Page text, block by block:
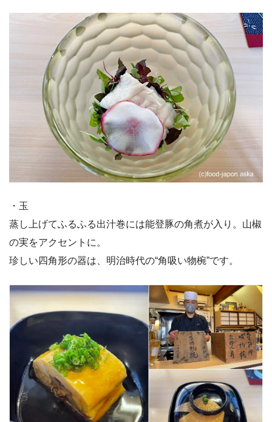
・玉
蒸し上げてふるふる出汁巻には能登豚の角煮が入り。山椒
の実をアクセントに。
珍しい四角形の器は、明治時代の“角吸い物椀”です。